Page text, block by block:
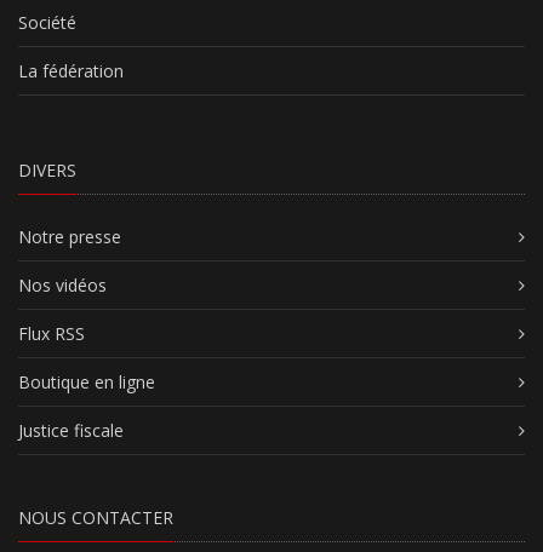
Société
La fédération
DIVERS
Notre presse
Nos vidéos
Flux RSS
Boutique en ligne
Justice fiscale
NOUS CONTACTER